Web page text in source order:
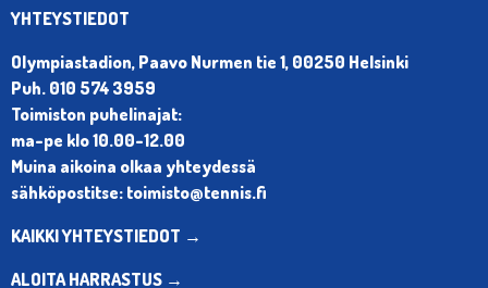
YHTEYSTIEDOT
Olympiastadion, Paavo Nurmen tie 1, 00250 Helsinki
Puh. 010 574 3959
Toimiston puhelinajat:
ma-pe klo 10.00-12.00
Muina aikoina olkaa yhteydessä
sähköpostitse: toimisto@tennis.fi
KAIKKI YHTEYSTIEDOT →
ALOITA HARRASTUS →